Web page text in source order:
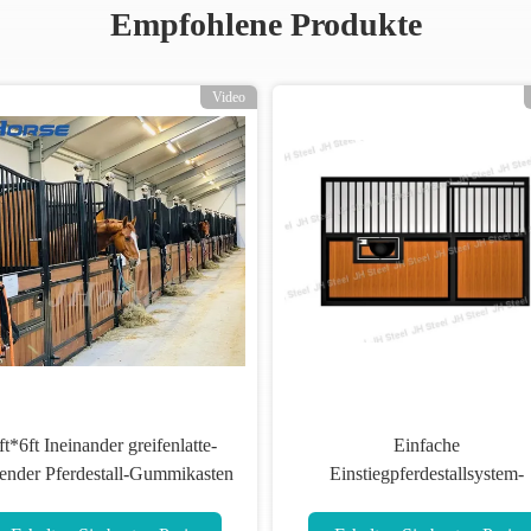
Empfohlene Produkte
Video
festes Pferd, stabiles,
Bauwerk für
Einfache Installation Tutorial
Hohe Haltbarkeit Tragbare Pferde